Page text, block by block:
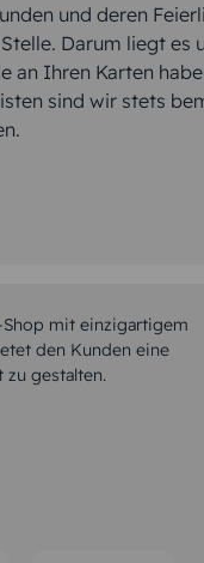
und deren
Darum liegt es
an Ihren Karten
sind wir stets
mit einzigartigem
den Kunden eine
zu gestalten.